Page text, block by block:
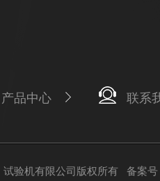
产品中心 联系
试验机有限公司版权所有 备案号